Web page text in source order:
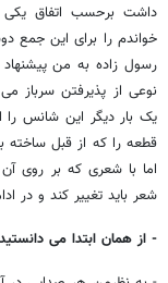
داشت برحسب اتفاق
خواندم را برای این جمع
رسول زاده به من
نوعی از پذیرفتن سرباز
یک بار دیگر این شانس را
قطعه را که از قبل ساخته
اما با شعری که بر روی
شعر باید تغییر کند و در
- از همان ابتدا می